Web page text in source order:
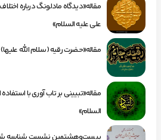
مقاله«دیدگاه مادلونگ درباره
علی علیه السلام»
مقاله«حضرت رقیه (سلام الله
مقاله«تبیینی بر تاب آوری با
السلام»
بیست‌وهشتمین نشست شناسه